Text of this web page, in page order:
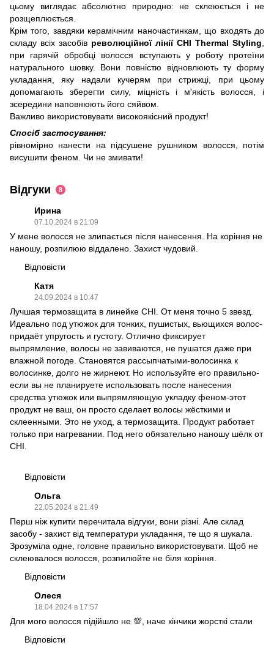
цьому виглядає абсолютно природно: не склеюється і не
розщеплюється.
Крім того, завдяки керамічним наночастинкам, що входять до
складу всіх засобів революційної лінії CHI Thermal Styling
при гарячій обробці волосся вступають у роботу протеїни
натурального шовку. Вони повністю відновлюють ту форму
укладання, яку надали кучерям при стрижці, при цьому
допомагають зберегти силу, міцність і м'якість волосся, і
зсередини наповнюють його сяйвом.
Важливо використовувати високоякісний продукт!
Спосіб застосування:
рівномірно нанести на підсушене рушником волосся, потім
висушити феном. Чи не змивати!
Відгуки 8
Ирина
07.10.2024 в 21:09
У мене волосся не злипається після нанесення. На коріння не
наношу, розпилюю віддалено. Захист чудовий.
Відповісти
Катя
24.09.2024 в 10:47
Лучшая термозащита в линейке CHI. От меня точно 5 звезд.
Идеально под утюжок для тонких, пушистых, вьющихся волос-
придаёт упругость и густоту. Отлично фиксирует
выпрямление, волосы не завиваются, не пушатся даже при
влажной погоде. Становятся рассыпчатыми-волосинка к
волосинке, долго не жирнеют. Но используйте его правильно-
если вы не планируете использовать после нанесения
средства утюжок или выпрямляющую укладку феном-этот
продукт не ваш, он просто сделает волосы жёсткими и
склеенными. Это не уход, а термозащита. Продукт работает
только при нагревании. Под него обязательно наношу шёлк от
CHI.
Відповісти
Ольга
22.05.2024 в 21:49
Перш ніж купити перечитала відгуки, вони різні. Але склад
засобу - захист від температури укладання, те що я шукала.
Зрозуміла одне, головне правильно використовувати. Щоб не
склеювалося волосся, розпилюйте не біля коріння.
Відповісти
Олеся
18.04.2024 в 17:57
Для мого волосся підійшло не 💯, наче кінчики жорсткі стали
Відповісти